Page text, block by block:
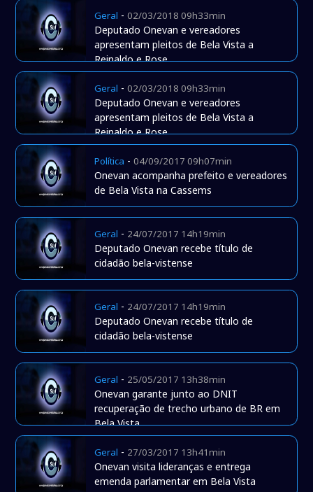
Geral -02/03/2018 09h33min
Deputado Onevan e vereadores
apresentam pleitos de Bela Vista a
Reinaldo e Rose
Geral -02/03/2018 09h33min
Deputado Onevan e vereadores
apresentam pleitos de Bela Vista a
Reinaldo e Rose
Política -04/09/2017 09h07min
Onevan acompanha prefeito e vereadores
de Bela Vista na Cassems
Geral - 24/07/2017 14h19min
Deputado Onevan recebe título de
cidadão bela-vistense
Geral - 24/07/2017 14h19min
Deputado Onevan recebe título de
cidadão bela-vistense
Geral - 25/05/2017 13h38min
Onevan garante junto ao DNIT
recuperação de trecho urbano de BR em
Bela Vista
Geral - 27/03/2017 13h41min
Onevan visita lideranças e entrega
emenda parlamentar em Bela Vista